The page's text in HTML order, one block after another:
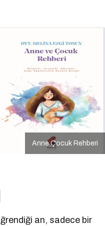
Anne Çocuk Rehberi
an, sadece bir